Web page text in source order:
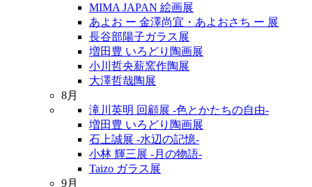
MIMA JAPAN 絵画展
あよお ー 金澤尚宜・あよおさち ー 展
長谷部陽子ガラス展
増田豊 いろどり陶画展
小川哲央薪窯作陶展
大澤哲哉陶展
8月
滝川英明 回顧展 -色とかたちの自由-
増田豊 いろどり陶画展
石上誠展 -水辺の記憶-
小林 輝三展 -月の物語-
Taizo ガラス展
9月